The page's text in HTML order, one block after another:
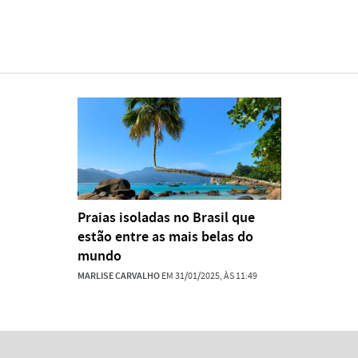
Praias isoladas no Brasil que
estão entre as mais belas do
mundo
MARLISE CARVALHOEM 31/01/2025, ÀS 11:49